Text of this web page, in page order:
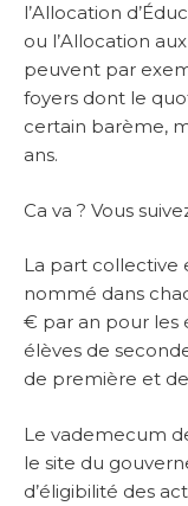
l’Allocation
ou l’Allocation
peuvent par
foyers dont le
certain barème,
ans.
Ca va ? Vous
La part collective
nommé dans
€ par an pour les
élèves de
de première et
Le vademecum
le site du
d’éligibilité des